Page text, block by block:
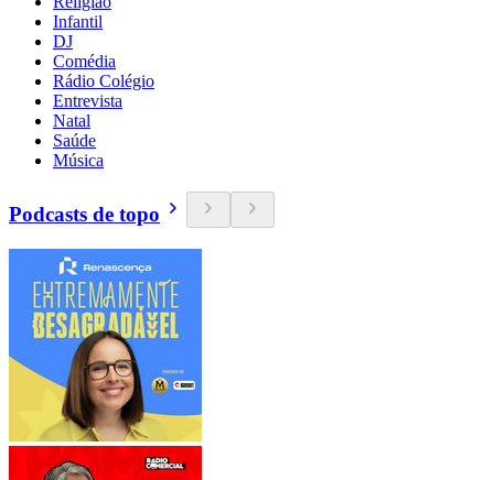
Infantil
DJ
Comédia
Rádio Colégio
Entrevista
Natal
Saúde
Música
Podcasts de topo